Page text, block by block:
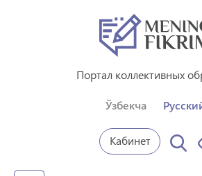
Портал коллективных
Ўзбекча
Кабинет